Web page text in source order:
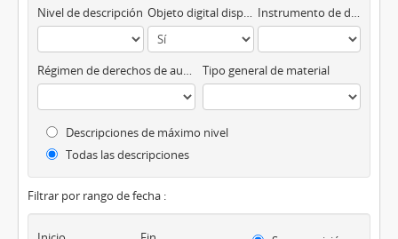
Nivel de descripción Objeto digital disponibles Instrumento de descripción
Régimen de derechos de autor Tipo general de material
Descripciones de máximo nivel
Todas las descripciones
Filtrar por rango de fecha :